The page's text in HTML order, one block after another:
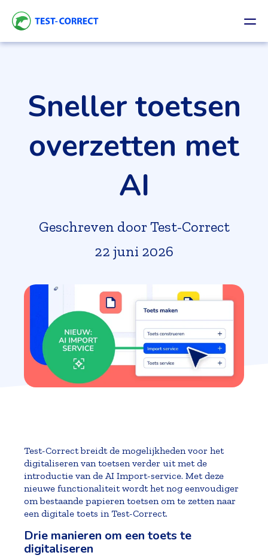
Sneller toetsen
overzetten met
AI
Geschreven door Test-Correct
22 juni 2026
Test-Correct breidt de mogelijkheden voor het
digitaliseren van toetsen verder uit met de
introductie van de AI Import-service. Met deze
nieuwe functionaliteit wordt het nog eenvoudiger
om bestaande papieren toetsen om te zetten naar
een digitale toets in Test-Correct.
Drie manieren om een toets te
digitaliseren